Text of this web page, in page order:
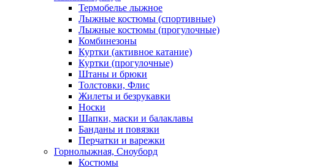
Термобелье лыжное
Лыжные костюмы (спортивные)
Лыжные костюмы (прогулочные)
Комбинезоны
Куртки (активное катание)
Куртки (прогулочные)
Штаны и брюки
Толстовки, Флис
Жилеты и безрукавки
Носки
Шапки, маски и балаклавы
Банданы и повязки
Перчатки и варежки
Горнолыжная, Сноуборд
Костюмы